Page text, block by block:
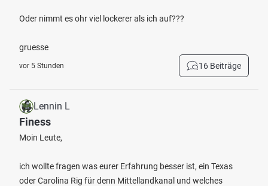
Oder nimmt es ohr viel lockerer als ich auf???
gruesse
vor 5 Stunden 16 Beiträge
Lennin L
Finess
Moin Leute,
ich wollte fragen was eurer Erfahrung besser ist, ein Texas
oder Carolina Rig für denn Mittellandkanal und welches